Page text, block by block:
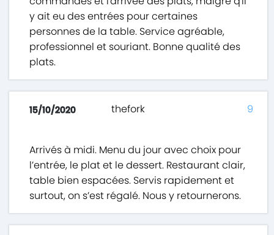
y ait eu des entrées pour certaines
personnes de la table. Service agréable,
professionnel et souriant. Bonne qualité des
plats.
15/10/2020 thefork
Arrivés à midi. Menu du jour avec choix pour
l’entrée, le plat et le dessert. Restaurant clair,
table bien espacées. Servis rapidement et
surtout, on s’est régalé. Nous y retournerons.
9